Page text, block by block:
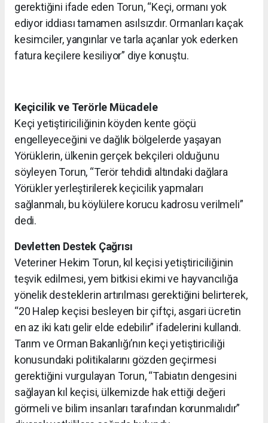
gerektiğini ifade eden Torun, “Keçi, ormanı yok
ediyor iddiası tamamen asılsızdır. Ormanları kaçak
kesimciler, yangınlar ve tarla açanlar yok ederken
fatura keçilere kesiliyor” diye konuştu.
Keçicilik ve Terörle Mücadele
Keçi yetiştiriciliğinin köyden kente göçü
engelleyeceğini ve dağlık bölgelerde yaşayan
Yörüklerin, ülkenin gerçek bekçileri olduğunu
söyleyen Torun, “Terör tehdidi altındaki dağlara
Yörükler yerleştirilerek keçicilik yapmaları
sağlanmalı, bu köylülere korucu kadrosu verilmeli”
dedi.
Devletten Destek Çağrısı
Veteriner Hekim Torun, kıl keçisi yetiştiriciliğinin
teşvik edilmesi, yem bitkisi ekimi ve hayvancılığa
yönelik desteklerin artırılması gerektiğini belirterek,
“20 Halep keçisi besleyen bir çiftçi, asgari ücretin
en az iki katı gelir elde edebilir” ifadelerini kullandı.
Tarım ve Orman Bakanlığı’nın keçi yetiştiriciliği
konusundaki politikalarını gözden geçirmesi
gerektiğini vurgulayan Torun, “Tabiatın dengesini
sağlayan kıl keçisi, ülkemizde hak ettiği değeri
görmeli ve bilim insanları tarafından korunmalıdır”